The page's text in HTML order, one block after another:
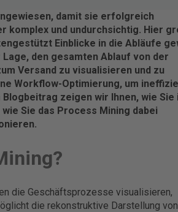
damit sie erfolgreich
komplex und undurchsichtig. Hier
Einblicke in die Abläufe
den gesamten Ablauf von der
Versand zu visualisieren und zu
Workflow-Optimierung, um
zeigen wir Ihnen, wie Sie
Sie das Process Mining dabei
die Geschäftsprozesse visualisieren,
die rekonstruktive Darstellung von